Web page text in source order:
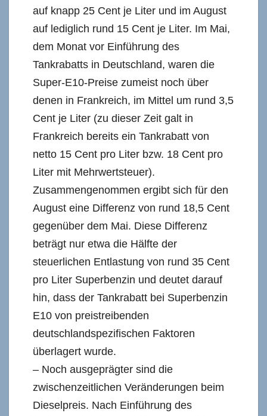
auf knapp 25 Cent je Liter und im August
auf lediglich rund 15 Cent je Liter. Im Mai,
dem Monat vor Einführung des
Tankrabatts in Deutschland, waren die
Super-E10-Preise zumeist noch über
denen in Frankreich, im Mittel um rund 3,5
Cent je Liter (zu dieser Zeit galt in
Frankreich bereits ein Tankrabatt von
netto 15 Cent pro Liter bzw. 18 Cent pro
Liter mit Mehrwertsteuer).
Zusammengenommen ergibt sich für den
August eine Differenz von rund 18,5 Cent
gegenüber dem Mai. Diese Differenz
beträgt nur etwa die Hälfte der
steuerlichen Entlastung von rund 35 Cent
pro Liter Superbenzin und deutet darauf
hin, dass der Tankrabatt bei Superbenzin
E10 von preistreibenden
deutschlandspezifischen Faktoren
überlagert wurde.
– Noch ausgeprägter sind die
zwischenzeitlichen Veränderungen beim
Dieselpreis. Nach Einführung des